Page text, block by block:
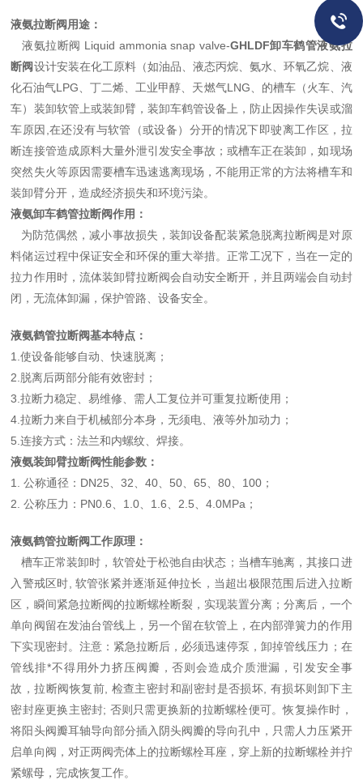
液氨拉断阀用途：
液氨拉断阀 Liquid ammonia snap valve-GHLDF卸车鹤管液氨拉
断阀设计安装在化工原料（如油品、液态丙烷、氨水、环氧乙烷、液
化石油气LPG、丁二烯、工业甲醇、天燃气LNG、的槽车（火车、汽
车）装卸软管上或装卸臂，装卸车鹤管设备上，防止因操作失误或溜
车原因,在还没有与软管（或设备）分开的情况下即驶离工作区，拉
断连接管造成原料大量外泄引发安全事故；或槽车正在装卸，如现场
突然失火等原因需要槽车迅速逃离现场，不能用正常的方法将槽车和
装卸臂分开，造成经济损失和环境污染。
液氨卸车鹤管拉断阀作用：
为防范偶然，减小事故损失，装卸设备配装紧急脱离拉断阀是对原
料储运过程中保证安全和环保的重大举措。正常工况下，当在一定的
拉力作用时，流体装卸臂拉断阀会自动安全断开，并且两端会自动封
闭，无流体卸漏，保护管路、设备安全。
液氨鹤管拉断阀基本特点：
1.使设备能够自动、快速脱离；
2.脱离后两部分能有效密封；
3.拉断力稳定、易维修、需人工复位并可重复拉断使用；
4.拉断力来自于机械部分本身，无须电、液等外加动力；
5.连接方式：法兰和内螺纹、焊接。
液氨装卸臂拉断阀性能参数：
1. 公称通径：DN25、32、40、50、65、80、100；
2. 公称压力：PN0.6、1.0、1.6、2.5、4.0MPa；
液氨鹤管拉断阀工作原理：
槽车正常装卸时，软管处于松弛自由状态；当槽车驰离，其接口进
入警戒区时, 软管张紧并逐渐延伸拉长，当超出极限范围后进入拉断
区，瞬间紧急拉断阀的拉断螺栓断裂，实现装置分离；分离后，一个
单向阀留在发油台管线上，另一个留在软管上，在内部弹簧力的作用
下实现密封。注意：紧急拉断后，必须迅速停泵，卸掉管线压力；在
管线排*不得用外力挤压阀瓣，否则会造成介质泄漏，引发安全事
故，拉断阀恢复前, 检查主密封和副密封是否损坏, 有损坏则卸下主
密封座更换主密封; 否则只需更换新的拉断螺栓便可。恢复操作时，
将阳头阀瓣耳轴导向部分插入阴头阀瓣的导向孔中，只需人力压紧开
启单向阀，对正两阀壳体上的拉断螺栓耳座，穿上新的拉断螺栓并拧
紧螺母，完成恢复工作。